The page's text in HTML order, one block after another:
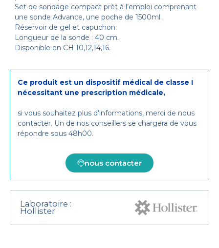
Set de sondage compact prêt à l’emploi comprenant
une sonde Advance, une poche de 1500ml.
Réservoir de gel et capuchon.
Longueur de la sonde : 40 cm.
Disponible en CH 10,12,14,16.
Ce produit est un dispositif médical de classe I
nécessitant une prescription médicale,
si vous souhaitez plus d’informations, merci de nous
contacter. Un de nos conseillers se chargera de vous
répondre sous 48h00.
nous contacter
Laboratoire :
Hollister